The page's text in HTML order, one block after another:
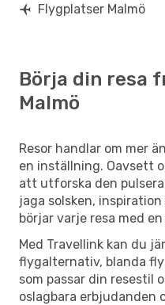
Flygplatser Malmö
Börja din resa
Malmö
Resor handlar om mer
en inställning. Oavsett
att utforska den
jaga solsken,
börjar varje resa med
Med Travellink kan du
flygalternativ, blanda
som passar din resestil
oslagbara erbjudanden